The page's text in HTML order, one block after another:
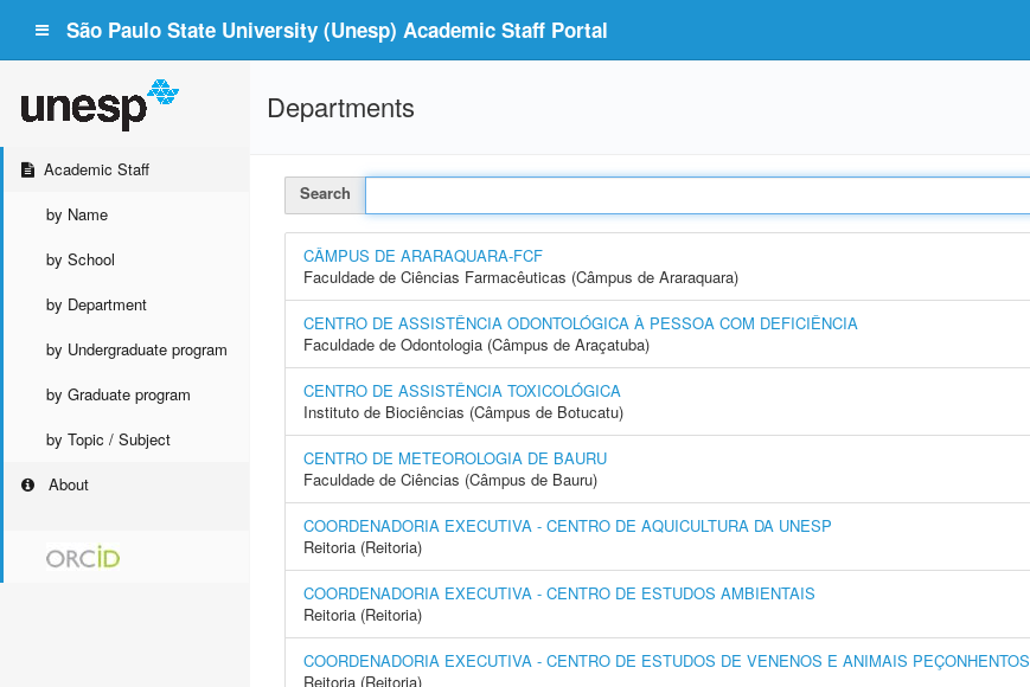
São Paulo State University (Unesp) Academic Staff Portal
Academic Staff
by Name
by School
by Department
by Undergraduate program
by Graduate program
by Topic / Subject
About
Departments
Search
CÂMPUS DE ARARAQUARA-FCF
Faculdade de Ciências Farmacêuticas (Câmpus de Araraquara)
CENTRO DE ASSISTÊNCIA ODONTOLÓGICA À PESSOA COM DEFICIÊNCIA
Faculdade de Odontologia (Câmpus de Araçatuba)
CENTRO DE ASSISTÊNCIA TOXICOLÓGICA
Instituto de Biociências (Câmpus de Botucatu)
CENTRO DE METEOROLOGIA DE BAURU
Faculdade de Ciências (Câmpus de Bauru)
COORDENADORIA EXECUTIVA - CENTRO DE AQUICULTURA DA UNESP
Reitoria (Reitoria)
COORDENADORIA EXECUTIVA - CENTRO DE ESTUDOS AMBIENTAIS
Reitoria (Reitoria)
COORDENADORIA EXECUTIVA - CENTRO DE ESTUDOS DE VENENOS E ANIMAIS PEÇONHENTOS
Reitoria (Reitoria)